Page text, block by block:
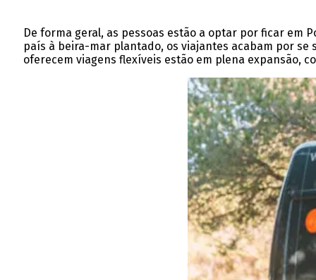
De forma geral, as pessoas estão a optar por ficar em
país à beira-mar plantado, os viajantes acabam por
oferecem viagens flexíveis estão em plena expansão,